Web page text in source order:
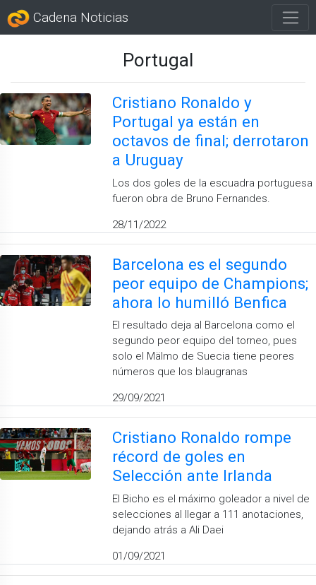
Cadena Noticias
Portugal
Cristiano Ronaldo y
Portugal ya están en
octavos de final; derrotaron
a Uruguay
Los dos goles de la escuadra portuguesa
fueron obra de Bruno Fernandes.
28/11/2022
Barcelona es el segundo
peor equipo de Champions;
ahora lo humilló Benfica
El resultado deja al Barcelona como el
segundo peor equipo del torneo, pues
solo el Mälmo de Suecia tiene peores
números que los blaugranas
29/09/2021
Cristiano Ronaldo rompe
récord de goles en
Selección ante Irlanda
El Bicho es el máximo goleador a nivel de
selecciones al llegar a 111 anotaciones,
dejando atrás a Ali Daei
01/09/2021